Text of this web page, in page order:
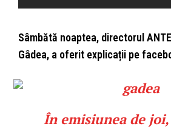
Sâmbătă noaptea, directorul
Gâdea, a oferit explicații pe
În emisiunea de